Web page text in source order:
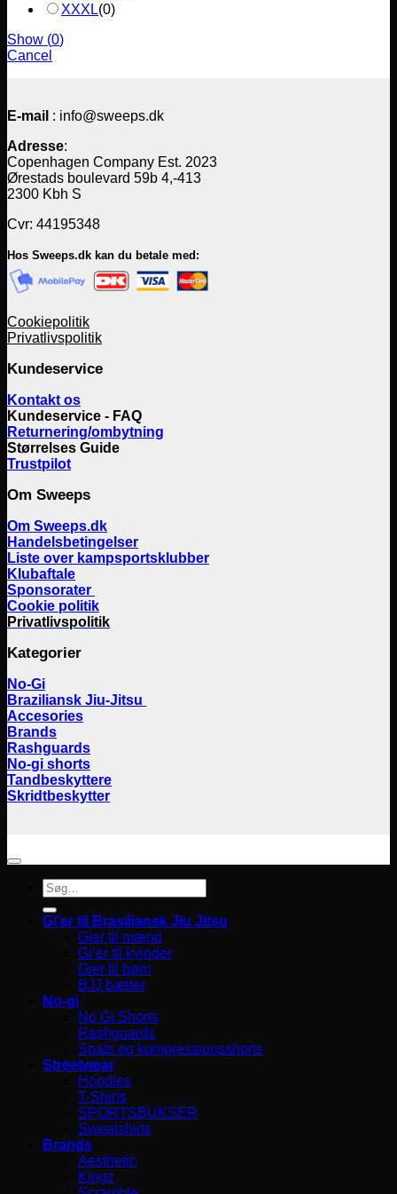
XXXL(0)
Show (0)
Cancel
E-mail : info@sweeps.dk
Adresse:
Copenhagen Company Est. 2023
Ørestads boulevard 59b 4,-413
2300 Kbh S
Cvr: 44195348
Hos Sweeps.dk kan du betale med:
Cookiepolitik
Privatlivspolitik
Kundeservice
Kontakt os
Kundeservice - FAQ
Returnering/ombytning
Størrelses Guide
Trustpilot
Om Sweeps
Om Sweeps.dk
Handelsbetingelser
Liste over kampsportsklubber
Klubaftale
Sponsorater
Cookie politik
Privatlivspolitik
Kategorier
No-Gi
Braziliansk Jiu-Jitsu
Accesories
Brands
Rashguards
No-gi shorts
Tandbeskyttere
Skridtbeskytter
Søg
efter:
Gi’er til Brasiliansk Jiu Jitsu
Gier til mænd
Gi’er til kvinder
Gier til børn
BJJ bælter
No-gi
No Gi Shorts
Rashguards
Spats og kompressionsshorts
Streetwear
Hoodies
T-Shirts
SPORTSBUKSER
Sweatshirts
Brands
Aesthetic
Kingz